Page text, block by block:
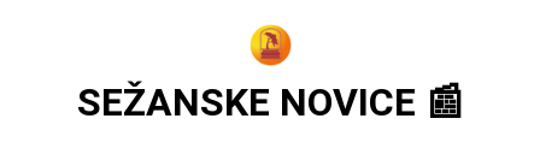
SEŽANSKE NOVICE 📰